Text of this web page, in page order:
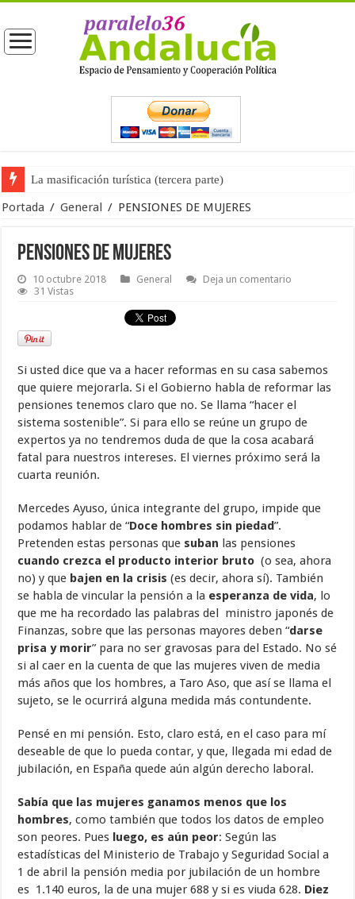
La masificación turística (tercera parte)
La opinión pública ante las próximas elecciones generales
Portada / General / PENSIONES DE MUJERES
PENSIONES DE MUJERES
10 octubre 2018 General
Deja un comentario
31 Vistas
Si usted dice que va a hacer reformas en su casa sabemos
que quiere mejorarla. Si el Gobierno habla de reformar las
pensiones tenemos claro que no. Se llama “hacer el
sistema sostenible”. Si para ello se reúne un grupo de
expertos ya no tendremos duda de que la cosa acabará
fatal para nuestros intereses. El viernes próximo será la
cuarta reunión.
Mercedes Ayuso, única integrante del grupo, impide que
podamos hablar de “Doce hombres sin piedad”.
Pretenden estas personas que suban las pensiones
cuando crezca el producto interior bruto (o sea, ahora
no) y que bajen en la crisis (es decir, ahora sí). También
se habla de vincular la pensión a la esperanza de vida, lo
que me ha recordado las palabras del ministro japonés de
Finanzas, sobre que las personas mayores deben “darse
prisa y morir” para no ser gravosas para del Estado. No sé
si al caer en la cuenta de que las mujeres viven de media
más años que los hombres, a Taro Aso, que así se llama el
sujeto, se le ocurrirá alguna medida más contundente.
Pensé en mi pensión. Esto, claro está, en el caso para mí
deseable de que lo pueda contar, y que, llegada mi edad de
jubilación, en España quede aún algún derecho laboral.
Sabía que las mujeres ganamos menos que los
hombres, como también que todos los datos de empleo
son peores. Pues luego, es aún peor: Según las
estadísticas del Ministerio de Trabajo y Seguridad Social a
1 de abril la pensión media por jubilación de un hombre
es 1.140 euros, la de una mujer 688 y si es viuda 628. Diez